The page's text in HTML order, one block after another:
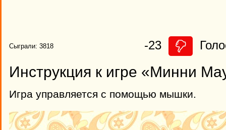
Сыграли: 3818 -23
Инструкция к игре «Минни
Игра управляется с помощью мышки.